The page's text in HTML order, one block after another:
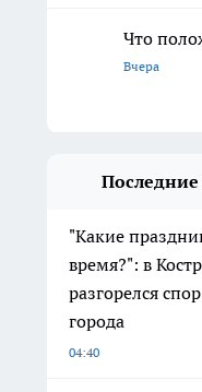
Что
Вчера
"Какие
время?": в
разгорелся
города
04:40